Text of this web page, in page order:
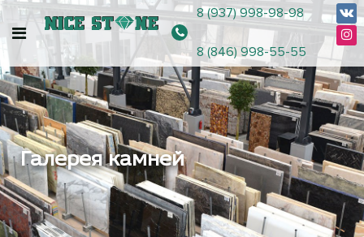
8 (937) 998-98-98
8 (846) 998-55-55
Галерея камней